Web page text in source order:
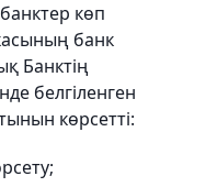
көп
банк
Банктің
белгіленген
көрсетті: